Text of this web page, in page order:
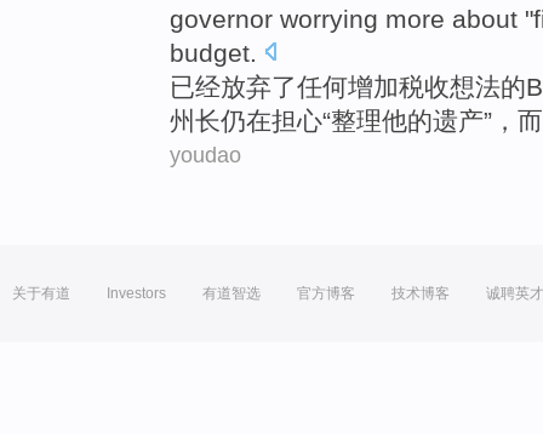
governor worrying more about "
budget
已经放弃了任何增加税收想法的
州长仍在担心“整理他的遗产”，
youdao
关于有道 Investors 有道智选 官方博客 技术博客 诚聘英才